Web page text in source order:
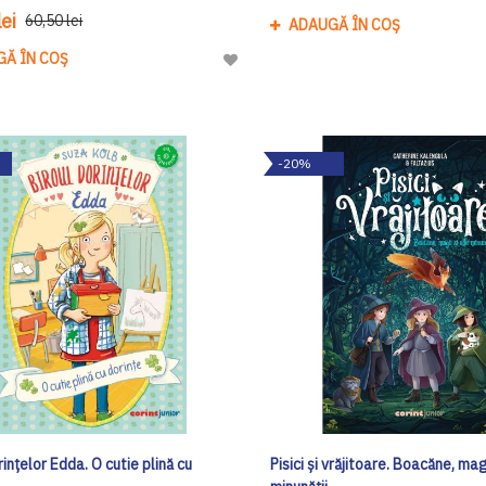
60,50 lei
ÎN COȘ
Adaugă
Dorinte
ADAUGĂ ÎN COȘ
Edda. O cutie plină cu
-20%
Pisici și vrăjitoare. Boacăne,